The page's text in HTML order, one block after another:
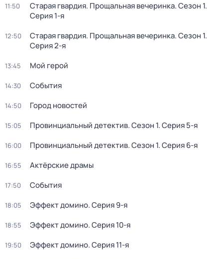
11:50 Старая гвардия. Прощальная вечеринка. Сезон 1.
Серия 1-я
12:50 Старая гвардия. Прощальная вечеринка. Сезон 1.
Серия 2-я
13:45 Мой герой
14:30 События
14:50 Город новостей
15:05 Провинциальный детектив. Сезон 1. Серия 5-я
16:00 Провинциальный детектив. Сезон 1. Серия 6-я
16:55 Актёрские драмы
17:50 События
18:05 Эффект домино. Серия 9-я
18:55 Эффект домино. Серия 10-я
19:50 Эффект домино. Серия 11-я